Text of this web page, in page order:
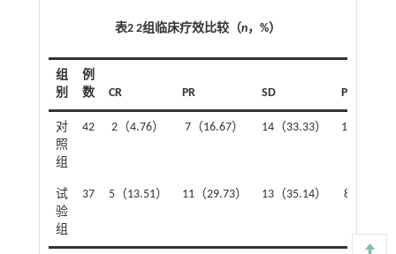
表2 2组临床疗效比较（n，%）
组
别
例
数
CR PR SD PD
对
照
组
42 2（4.76） 7（16.67） 14（33.33） 19（
试
验
组
37 5（13.51） 11（29.73） 13（35.14） 8（21.62